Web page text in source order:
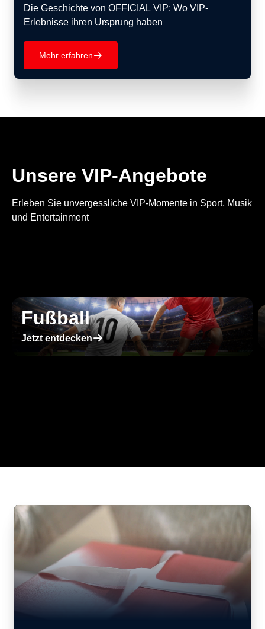
Die Geschichte von OFFICIAL VIP: Wo VIP-
Erlebnisse ihren Ursprung haben
Mehr erfahren􀄫
Unsere VIP-Angebote
Erleben Sie unvergessliche VIP-Momente in Sport, Musik
und Entertainment
Fußball
Jetzt entdecken􀄫